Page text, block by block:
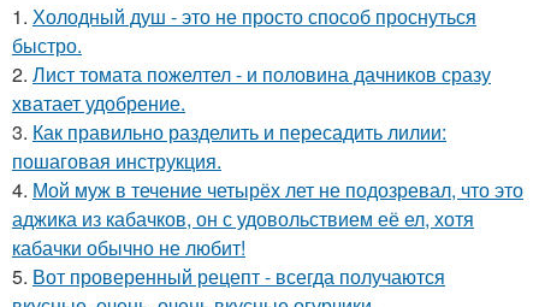
1. Холодный душ - это не просто способ проснуться
быстро.
2. Лист томата пожелтел - и половина дачников сразу
хватает удобрение.
3. Как правильно разделить и пересадить лилии:
пошаговая инструкция.
4. Мой муж в течение четырёх лет не подозревал, что это
аджика из кабачков, он с удовольствием её ел, хотя
кабачки обычно не любит!
5. Вот проверенный рецепт - всегда получаются